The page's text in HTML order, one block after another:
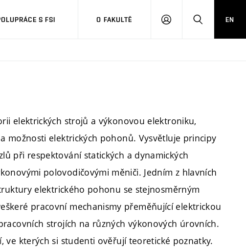
S FSI O FAKULTĚ
PŘIHLÁŠENÍHLEDAT
EN
elektrických strojů a výkonovou elektroniku,
možnosti elektrických pohonů. Vysvětluje principy
při respektování statických a dynamických
polovodičovými měniči. Jedním z hlavních
elektrického pohonu se stejnosměrným
pracovní mechanismy přeměňující elektrickou
strojích na různých výkonových úrovních.
ve kterých si studenti ověřují teoretické poznatky.